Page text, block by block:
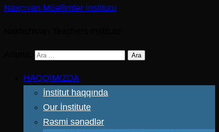
Naxçıvan Müəllimlər İnstitutu
HAQQIMIZDA
İnstitut haqqında
Our İnstitute
Rəsmi sənədlər